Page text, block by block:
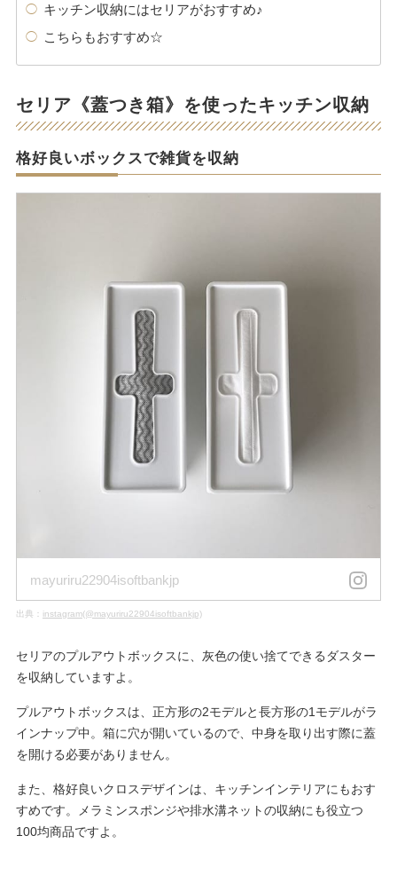
キッチン収納にはセリアがおすすめ♪
こちらもおすすめ☆
セリア《蓋つき箱》を使ったキッチン収納
格好良いボックスで雑貨を収納
mayuriru22904isoftbankjp
出典： instagram(@mayuriru22904isoftbankjp)
セリアのプルアウトボックスに、灰色の使い捨てできるダスター
を収納していますよ。
プルアウトボックスは、正方形の2モデルと長方形の1モデルがラ
インナップ中。箱に穴が開いているので、中身を取り出す際に蓋
を開ける必要がありません。
また、格好良いクロスデザインは、キッチンインテリアにもおす
すめです。メラミンスポンジや排水溝ネットの収納にも役立つ
100均商品ですよ。